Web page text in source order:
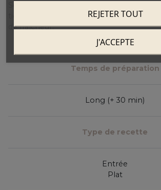
tiges d’oignons frais ou de ciboulette
de fraîcheur.
Temps de préparation
Long (+ 30 min)
Type de recette
Entrée
Plat
REJETER TOUT
J'ACCEPTE